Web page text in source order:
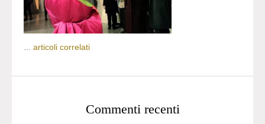
articoli correlati
Commenti recenti